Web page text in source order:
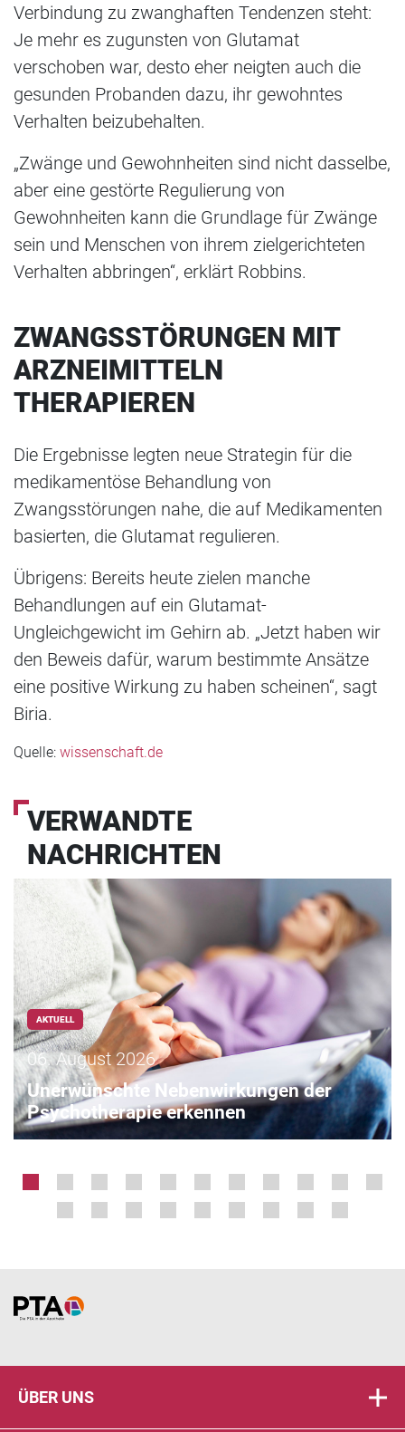
Verbindung zu zwanghaften Tendenzen steht:
Je mehr es zugunsten von Glutamat
verschoben war, desto eher neigten auch die
gesunden Probanden dazu, ihr gewohntes
Verhalten beizubehalten.
„Zwänge und Gewohnheiten sind nicht dasselbe,
aber eine gestörte Regulierung von
Gewohnheiten kann die Grundlage für Zwänge
sein und Menschen von ihrem zielgerichteten
Verhalten abbringen“, erklärt Robbins.
ZWANGSSTÖRUNGEN MIT
ARZNEIMITTELN
THERAPIEREN
Die Ergebnisse legten neue Strategin für die
medikamentöse Behandlung von
Zwangsstörungen nahe, die auf Medikamenten
basierten, die Glutamat regulieren.
Übrigens: Bereits heute zielen manche
Behandlungen auf ein Glutamat-
Ungleichgewicht im Gehirn ab. „Jetzt haben wir
den Beweis dafür, warum bestimmte Ansätze
eine positive Wirkung zu haben scheinen“, sagt
Biria.
Quelle: wissenschaft.de
VERWANDTE
NACHRICHTEN
AKTUELL
06. August 2026
Unerwünschte Nebenwirkungen der
Psychotherapie erkennen
Home
ÜBER UNS